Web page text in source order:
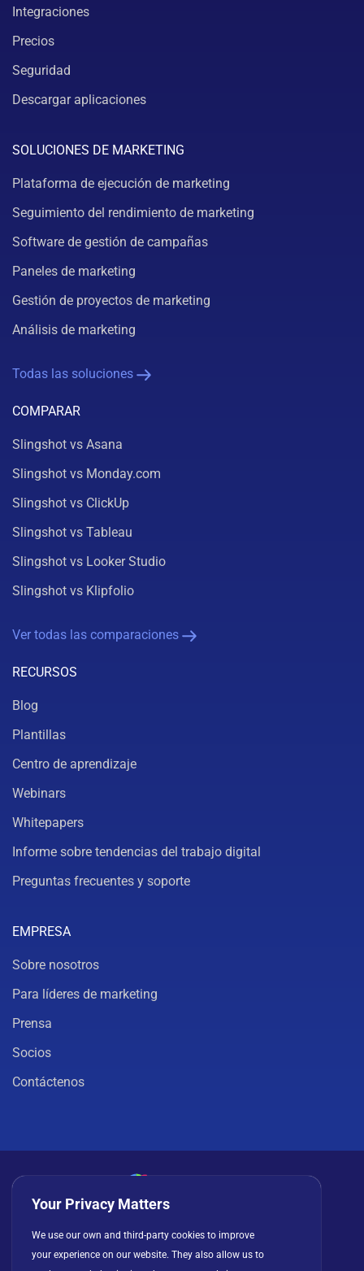
Integraciones
Precios
Seguridad
Descargar aplicaciones
SOLUCIONES DE MARKETING
Plataforma de ejecución de marketing
Seguimiento del rendimiento de marketing
Software de gestión de campañas
Paneles de marketing
Gestión de proyectos de marketing
Análisis de marketing
Todas las soluciones
COMPARAR
Slingshot vs Asana
Slingshot vs Monday.com
Slingshot vs ClickUp
Slingshot vs Tableau
Slingshot vs Looker Studio
Slingshot vs Klipfolio
Ver todas las comparaciones
RECURSOS
Blog
Plantillas
Centro de aprendizaje
Webinars
Whitepapers
Informe sobre tendencias del trabajo digital
Preguntas frecuentes y soporte
EMPRESA
Sobre nosotros
Para líderes de marketing
Prensa
Socios
Contáctenos
Política de privacidad Cookies
Acuerdo de licencia
Your Privacy Matters
We use our own and third-party cookies to improve
your experience on our website. They also allow us to